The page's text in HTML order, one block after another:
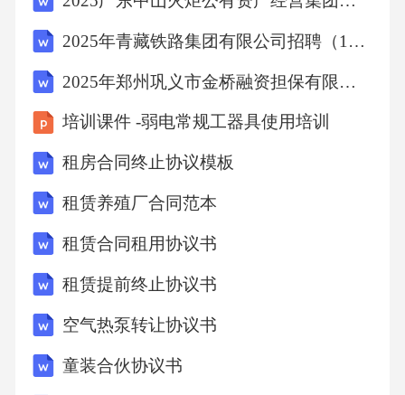
和功能状态，而肿瘤微环境对肿瘤的转移和耐
药性具有重要影响。因此，传统病理切片方法
在癌症早期诊断中存在很大的局限性。单细胞
多组学技术的出现为癌症诊断提供了新的解决
方案。通过单细胞多组学技术，可以检测到肿
瘤微环境中的免疫细胞类型和功能状态，从而
究团队通过单细胞多组学技术，发现肿瘤微环
境中的免疫抑制性MDSC（髓源性抑制细胞）亚
群与PD-1耐药相关。这一发现为癌症治疗提供
了新的靶点。多组学诊断的分子标记物：关键
标记物的发现AGR2(高表达)KLK6(scRNA)RAB
2025年青藏铁路集团有限公司招聘（172人）笔试历年典型考点题库附带答案详解
2025年郑州巩义市金桥融资担保有限公司公开招聘3名笔试历年难易错考点试卷带答案解析
培训课件 -弱电常规工器具使用培训
租房合同终止协议模板
租赁养殖厂合同范本
租赁合同租用协议书
租赁提前终止协议书
空气热泵转让协议书
童装合伙协议书